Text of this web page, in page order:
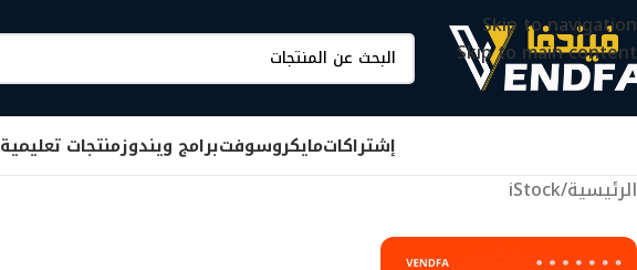
Skip to navigation
Skip to main content
إشتراكاتمايكروسوفتبرامج ويندوزمنتجات تعليمية
الرئيسية iStock